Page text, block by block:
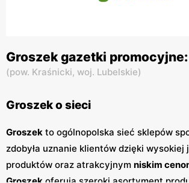
Groszek gazetki
(pow. Kraśnicki, woj. Lubelskie)
Groszek o sieci
Groszek to ogólnopolska sieć sklepów
zdobyła uznanie klientów dzięki wysokiej
produktów oraz atrakcyjnym niskim